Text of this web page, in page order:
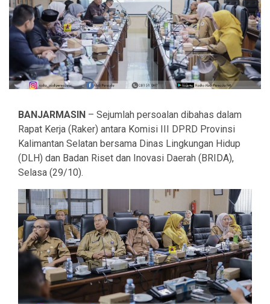
BANJARMASIN – Sejumlah persoalan dibahas dalam
Rapat Kerja (Raker) antara Komisi III DPRD Provinsi
Kalimantan Selatan bersama Dinas Lingkungan Hidup
(DLH) dan Badan Riset dan Inovasi Daerah (BRIDA),
Selasa (29/10).